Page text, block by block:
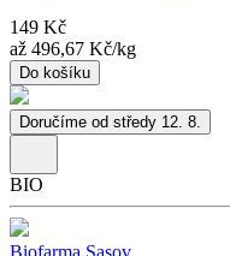
149 Kč
až 496,67 Kč/kg
Do košíku
Doručíme od středy 12. 8.
BIO
Biofarma Sasov